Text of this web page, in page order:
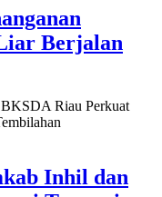
Berjalan
Inhil dan